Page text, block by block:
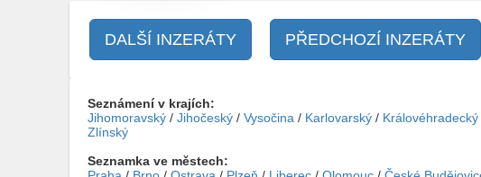
DALŠÍ INZERÁTY PŘEDCHOZÍ INZERÁTY
Seznámení v krajích:
Jihomoravský / Jihočeský / Vysočina / Karlovarský / Královéhradecký
Zlínský
Seznamka ve městech: